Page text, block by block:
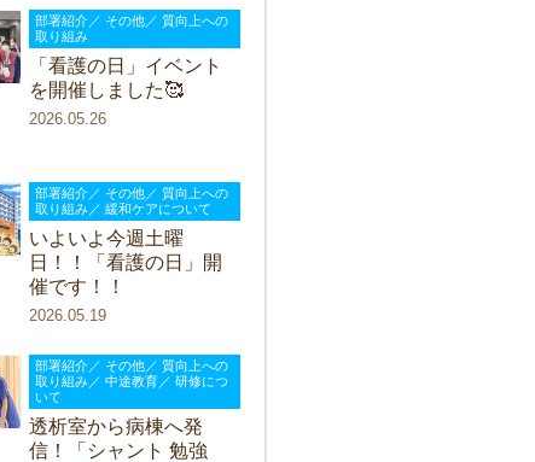
部署紹介／ その他／ 質向上への
取り組み
「看護の日」イベント
を開催しました🥰
2026.05.26
部署紹介／ その他／ 質向上への
取り組み／ 緩和ケアについて
いよいよ今週土曜
日！！「看護の日」開
催です！！
2026.05.19
部署紹介／ その他／ 質向上への
取り組み／ 中途教育／ 研修につ
いて
透析室から病棟へ発
信！「シャント 勉強